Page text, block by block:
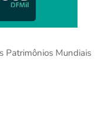
Patrimônios Mundiais